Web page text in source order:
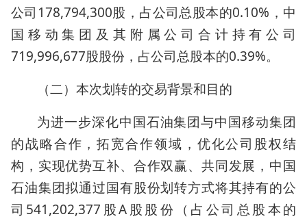
公司178,794,300股，占公司总股本的0.10%，中
国移动集团及其附属公司合计持有公司
719,996,677股股份，占公司总股本的0.39%。
（二）本次划转的交易背景和目的
为进一步深化中国石油集团与中国移动集团
的战略合作，拓宽合作领域，优化公司股权结
构，实现优势互补、合作双赢、共同发展，中国
石油集团拟通过国有股份划转方式将其持有的公
司541,202,377股A股股份（占公司总股本的